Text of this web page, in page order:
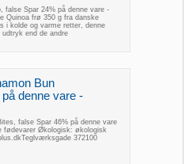
false Spar 24% på denne vare -
Quinoa frø 350 g fra danske
i kolde og varme retter, denne
end de andre
Bun
denne vare -
false Spar 46% på denne vare
fødevarer Økologisk: økologisk
372100